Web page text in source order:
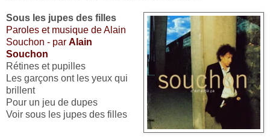
Sous les jupes des filles
Paroles et musique de Alain
Souchon - par Alain
Souchon
Rétines et pupilles
Les garçons ont les yeux qui
brillent
Pour un jeu de dupes
Voir sous les jupes des filles